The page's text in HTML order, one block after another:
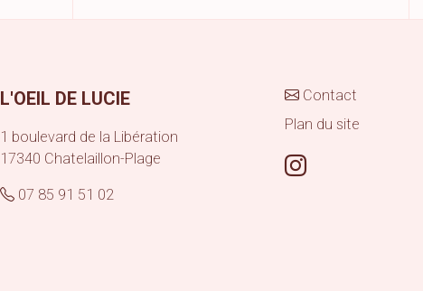
L'OEIL DE LUCIE
1 boulevard de la Libération
17340 Chatelaillon-Plage
07 85 91 51 02
Contact
Plan du site